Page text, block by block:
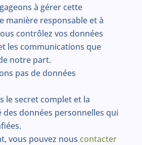
à gérer cette
manière responsable et à
contrôlez vos données
les communications que
notre part.
pas de données
le secret complet et la
données personnelles qui
vous pouvez nous contacter